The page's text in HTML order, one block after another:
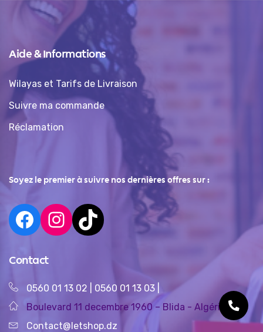
Aide & Informations
Wilayas et Tarifs de Livraison
Suivre ma commande
Réclamation
Soyez le premier à suivre nos dernières offres sur :
Contact
0560 01 13 02 0560 01 13 03
Boulevard 11 decembre 1960 – Blida - Algérie
Contact@letshop.dz